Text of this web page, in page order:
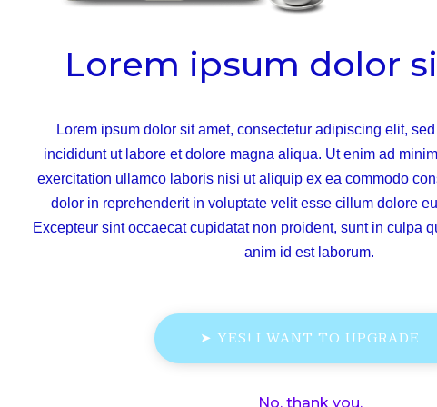
Lorem ipsum dolor
Lorem ipsum dolor sit amet, consectetur adipiscing elit,
incididunt ut labore et dolore magna aliqua. Ut enim ad
exercitation ullamco laboris nisi ut aliquip ex ea commodo
dolor in reprehenderit in voluptate velit esse cillum dolore
Excepteur sint occaecat cupidatat non proident, sunt in culpa
anim id est laborum.
➤ YES! I WANT TO UPGRADE
No, thank you.